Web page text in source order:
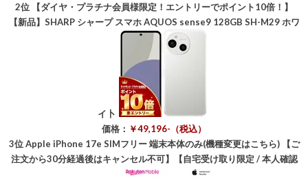
2位
【ダイヤ・プラチナ会員様限定！エントリーでポイント10倍！】
【新品】SHARP シャープ スマホ AQUOS sense9 128GB SH-M29 ホワ
イ卜
価格： ￥49,196-（税込）
3位 Apple iPhone 17e SIMフリー 端末本体のみ(機種変更はこちら) 【ご
注文から30分経過後はキャンセル不可】【自宅受け取り限定 / 本人確認